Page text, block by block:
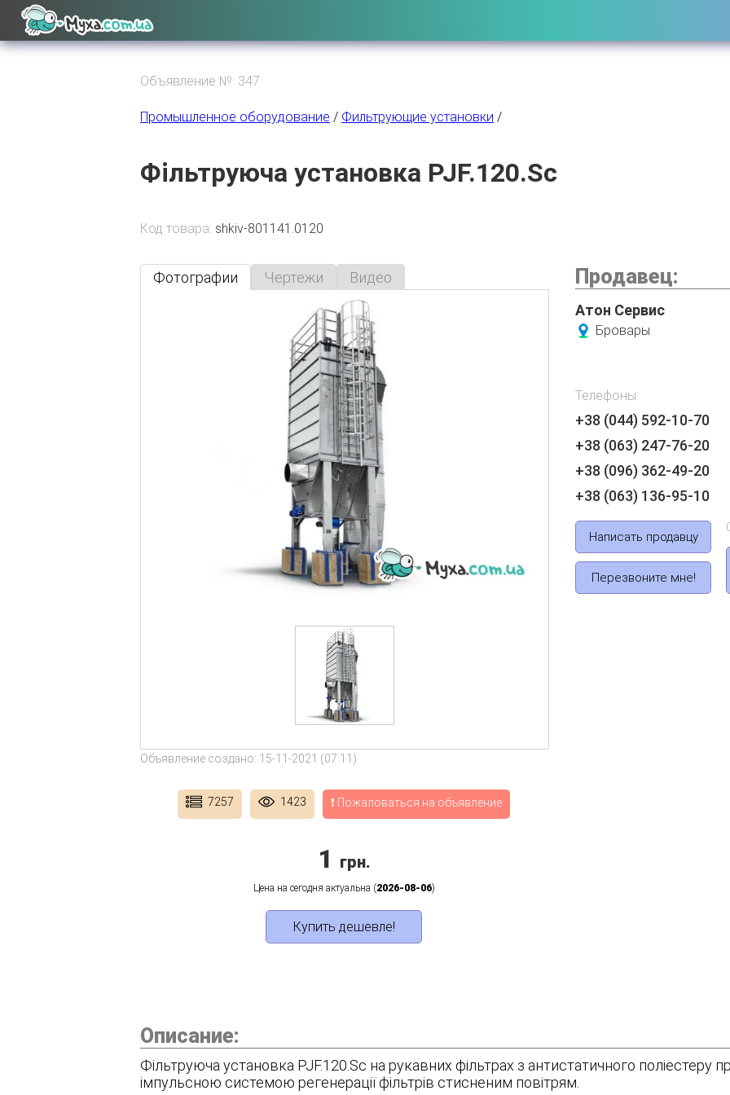
Объявление №: 347
Промышленное оборудование / Фильтрующие установки /
Фільтруюча установка PJF.120.Sc
Код товара: shkiv-801141.0120
Фотографии Чертежи Видео
Объявление создано: 15-11-2021 (07:11)
7257 1423 ❗ Пожаловаться на объявление
1 грн.
Цена на сегодня актуальна (2026-08-06)
Купить дешевле!
Продавец:
Атон Сервис
Бровары
Телефоны:
+38 (044) 592-10-70
+38 (063) 247-76-20
+38 (096) 362-49-20
+38 (063) 136-95-10
Написать продавцу
Перезвоните мне!
Описание:
Фільтруюча установка PJF.120.Sc на рукавних фільтрах з антистатичного поліестеру
імпульсною системою регенерації фільтрів стисненим повітрям.